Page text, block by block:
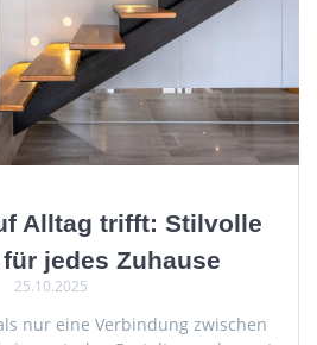
Alltag trifft: Stilvolle
jedes Zuhause
25.10.2025
nur eine Verbindung zwischen